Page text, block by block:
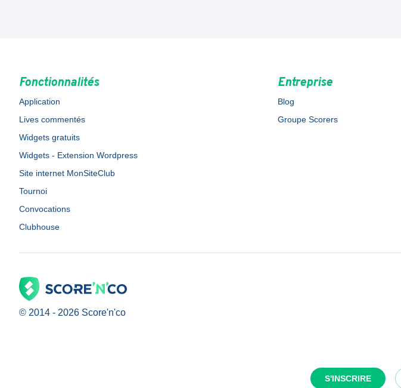
S'INSCRIRE
Fonctionnalités
Application
Lives commentés
Widgets gratuits
Widgets - Extension Wordpress
Site internet MonSiteClub
Tournoi
Convocations
Clubhouse
Entreprise
Blog
Groupe Scorers
© 2014 - 2026 Score'n'co